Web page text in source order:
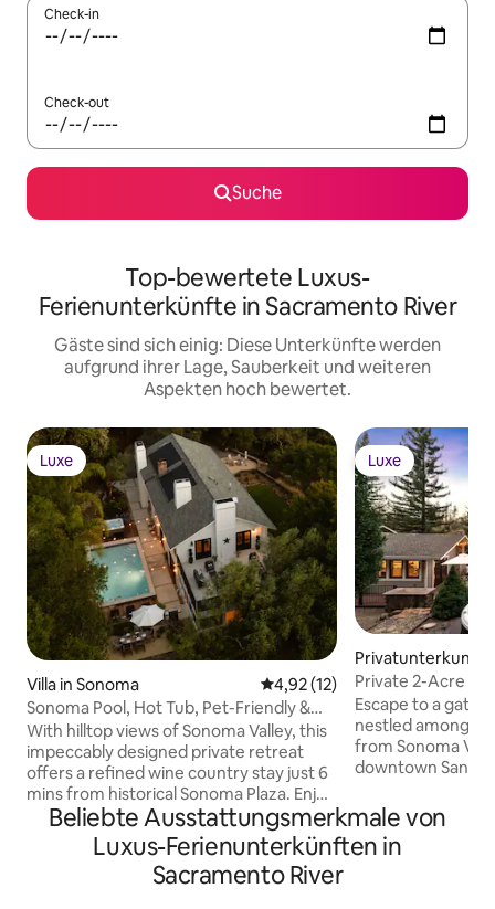
Check-in
Check-out
Suche
Top-bewertete Luxus-
Ferienunterkünfte in Sacramento River
Gäste sind sich einig: Diese Unterkünfte werden
aufgrund ihrer Lage, Sauberkeit und weiteren
Aspekten hoch bewertet.
Luxe
Luxe
Villa in Sonoma Durchschnittliche Bewertung:
4,92 (12)
Sonoma Pool, Hot Tub, Pet-Friendly &
Views!
With hilltop views of Sonoma Valley, this
impeccably designed private retreat
offers a refined wine country stay just 6
mins from historical Sonoma Plaza. Enjoy
a new heated pool & spa, rooftop deck,
game room with pool table, and
fireplaces throughout. Pet-friendly and
ideal for weekends that blend relaxation,
Luxe
Luxe
Privatunterkunft
Private 2-Acre
Hot Tub
Escape to a
nestled among
from Sonoma
downtown Santa
play area, and
find in Wine
wineries, hot
Beliebte Ausstattungsmerkmale von
Luxus-Ferienunterkünften in
Sacramento River